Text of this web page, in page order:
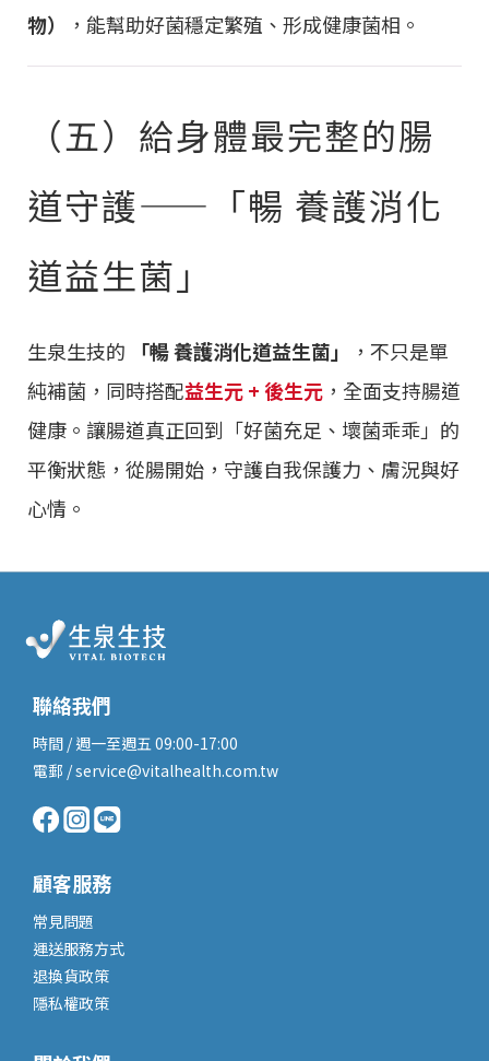
物）
，能幫助好菌穩定繁殖、形成健康菌相。
（五）給身體最完整的腸
道守護——「暢 養護消化
道益生菌」
生泉生技的 「暢 養護消化道益生菌」
，不只是單
純補菌，同時搭配益生元 + 後生元 ，全面支持腸道
健康。讓腸道真正回到「好菌充足、壞菌乖乖」的
平衡狀態，從腸開始，守護自我保護力、膚況與好
心情。
聯絡我們
時間 / 週一至週五 09:00-17:00
電郵 / service@vitalhealth.com.tw
顧客服務
常見問題
運送服務方式
退換貨政策
隱私權政策